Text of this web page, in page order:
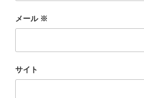
メール ※
サイト